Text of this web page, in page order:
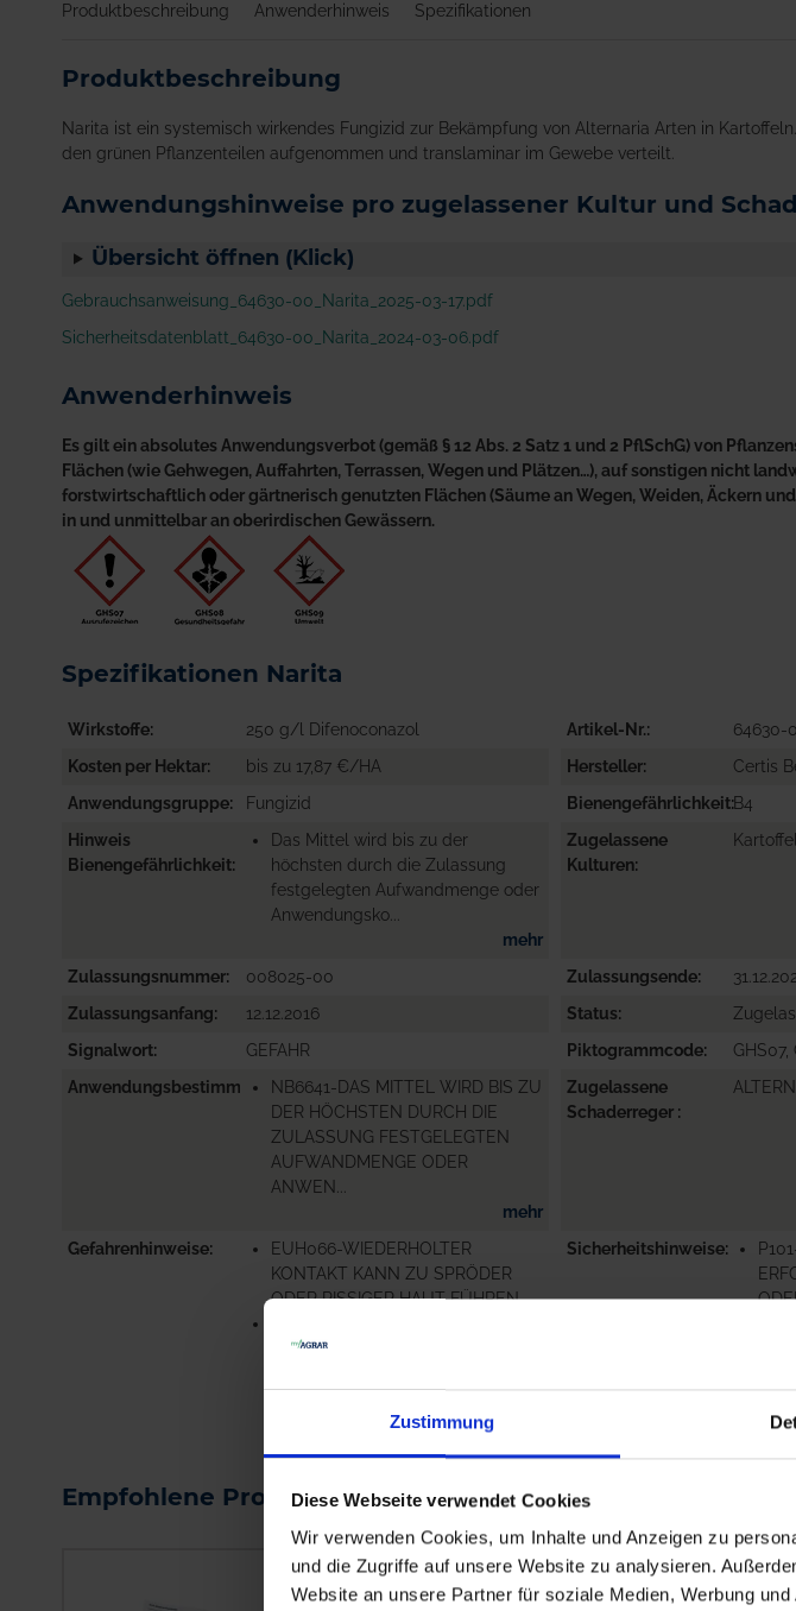
Zustimmung
Diese Webseite verwendet Cookies
Wir verwenden Cookies, um Inhalte und Anzeigen zu
und die Zugriffe auf unsere Website zu analysieren.
Website an unsere Partner für soziale Medien, Werbung
Bildgalerie
Produktbeschreibung Anwenderhinweis Spezifikationen
Produktbeschreibung
Narita ist ein systemisch wirkendes Fungizid zur Bekämpfung von Alternaria Arten in
den grünen Pflanzenteilen aufgenommen und translaminar im Gewebe verteilt.
Anwendungshinweise pro zugelassener Kultur und
Übersicht öffnen (Klick)
Gebrauchsanweisung_64630-00_Narita_2025-03-17.pdf
Sicherheitsdatenblatt_64630-00_Narita_2024-03-06.pdf
Anwenderhinweis
Es gilt ein absolutes Anwendungsverbot (gemäß § 12 Abs. 2 Satz 1 und 2 PflSchG) von
Flächen (wie Gehwegen, Auffahrten, Terrassen, Wegen und Plätzen…), auf sonstigen nicht
forstwirtschaftlich oder gärtnerisch genutzten Flächen (Säume an Wegen, Weiden, Äckern
in und unmittelbar an oberirdischen Gewässern.
Spezifikationen Narita
Wirkstoffe 250 g/l Difenoconazol Artikel-Nr.
64630-
Kosten per Hektar
bis zu 17,87 €/HA Hersteller
Certis
Anwendungsgruppe
Fungizid BienengefährlichkeitB4
Hinweis
Bienengefährlichkeit
Das Mittel wird bis zu der
höchsten durch die Zulassung
festgelegten Aufwandmenge oder
Anwendungsko...
mehr
Zugelassene
Kulturen
Kartoffel
Zulassungsnummer 008025-00 Zulassungsende
Zulassungsanfang
12.12.2016 Status
Signalwort
GEFAHR Piktogrammcode
GHS07,
AnwendungsbestimmungenNB6641-DAS MITTEL WIRD BIS ZU
DER HÖCHSTEN DURCH DIE
ZULASSUNG FESTGELEGTEN
AUFWANDMENGE ODER
ANWEN...
mehr
Zugelassene
Schaderreger
Gefahrenhinweise
EUH066-WIEDERHOLTER
KONTAKT KANN ZU SPRÖDER
ODER RISSIGER HAUT FÜHREN.
RI...
Sicherheitshinweise
Empfohlene Produkte